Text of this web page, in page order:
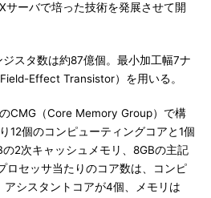
サーバで培った技術を発展させて開
スタ数は約87億個。最小加工幅7ナ
Effect Transistor）を用いる。
CMG（Core Memory Group）で構
12個のコンピューティングコアと1個
2次キャッシュメモリ、8GBの主記
ロセッサ当たりのコア数は、コンピ
アシスタントコアが4個、メモリは